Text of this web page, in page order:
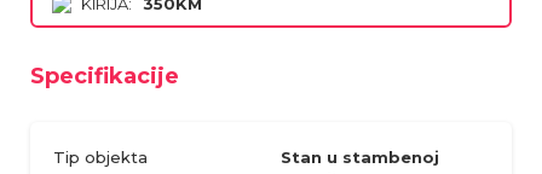
Specifikacije
Tip objekta
Stan u stambenoj